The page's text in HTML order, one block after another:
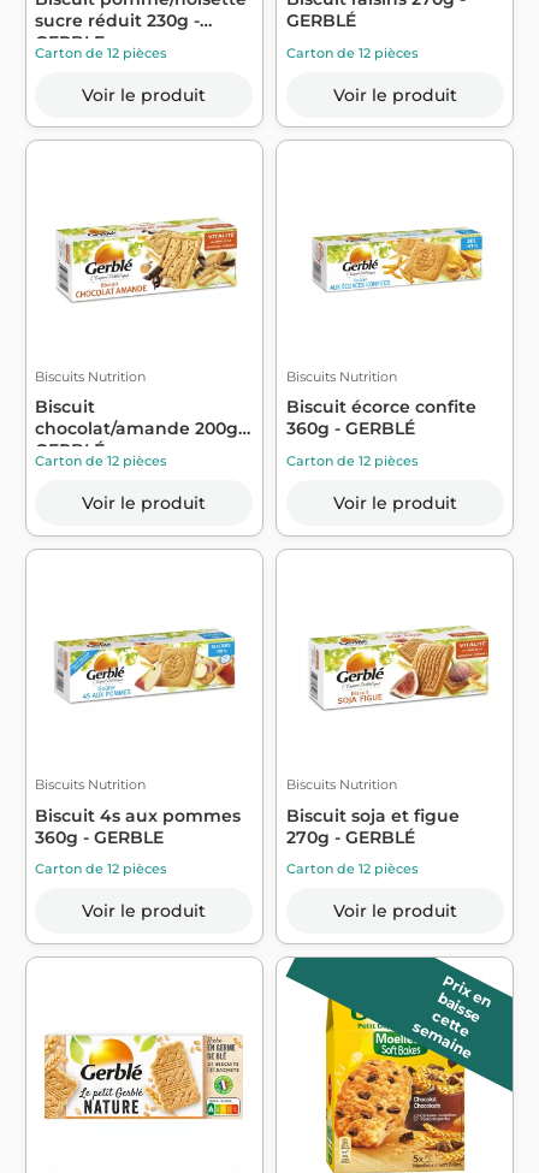
sucre réduit 230g -
GERBLE
Carton de 12 pièces
Voir le produit
GERBLÉ
Carton de 12 pièces
Voir le produit
Biscuits Nutrition
Biscuit
chocolat/amande 200g -
GERBLÉ
Carton de 12 pièces
Voir le produit
Biscuits Nutrition
Biscuit écorce confite
360g - GERBLÉ
Carton de 12 pièces
Voir le produit
Biscuits Nutrition
Biscuit 4s aux pommes
360g - GERBLE
Carton de 12 pièces
Voir le produit
Biscuits Nutrition
Biscuit soja et figue
270g - GERBLÉ
Carton de 12 pièces
Voir le produit
P
r
ix
e
n b
a
is
s
e
c
e
t
t
e
s
e
m
a
in
e